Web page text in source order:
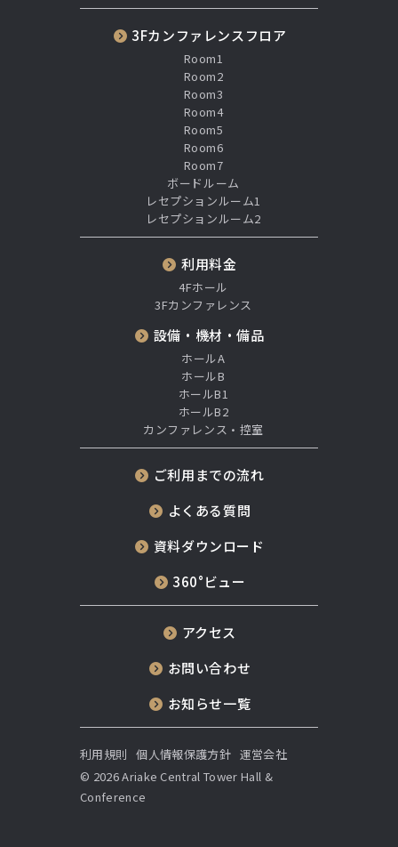
3Fカンファレンスフロア
Room1
Room2
Room3
Room4
Room5
Room6
Room7
ボードルーム
レセプションルーム1
レセプションルーム2
利用料金
4Fホール
3Fカンファレンス
設備・機材・備品
ホールA
ホールB
ホールB1
ホールB2
カンファレンス・控室
ご利用までの流れ
よくある質問
資料ダウンロード
360°ビュー
アクセス
お問い合わせ
お知らせ一覧
利用規則 個人情報保護方針 運営会社
© 2026 Ariake Central Tower Hall &
Conference